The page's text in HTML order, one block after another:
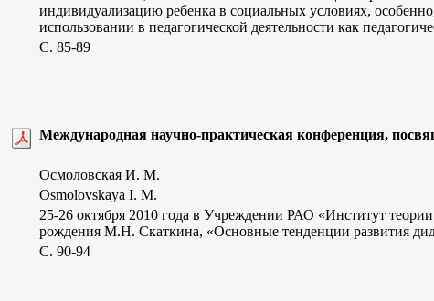
индивидуализацию ребенка в социальных условиях,
использовании в педагогической деятельности как
C. 85-89
Международная научно-практическая конференция,
Осмоловская И. М.
Osmolovskaya I. M.
25-26 октября 2010 года в Учреждении РАО «Институт
рождения М.Н. Скаткина, «Основные тенденции развития
C. 90-94